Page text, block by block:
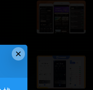
×